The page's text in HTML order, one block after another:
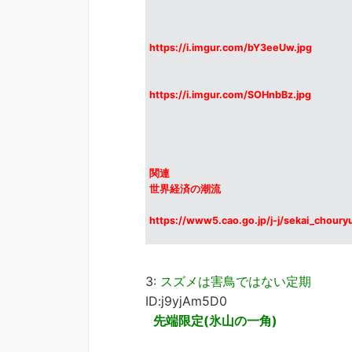
https://i.imgur.com/bY3eeUw.jpg
https://i.imgur.com/SOHnbBz.jpg
関連
世界経済の潮流
https://www5.cao.go.jp/j-j/
3: スズメは害鳥ではない定期
ID:j9yjAm5D0
先端限定(氷山の一角)